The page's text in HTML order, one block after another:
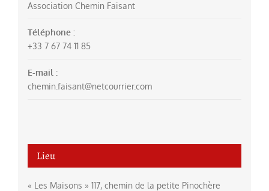
Association Chemin Faisant
Téléphone :
+33 7 67 74 11 85
E-mail :
chemin.faisant@netcourrier.com
Lieu
« Les Maisons » 117, chemin de la petite Pinochère